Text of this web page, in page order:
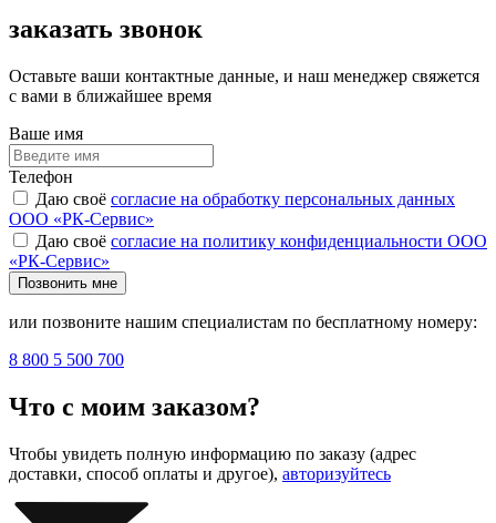
заказать звонок
Оставьте ваши контактные данные, и наш менеджер свяжется
с вами в ближайшее время
Ваше имя
Телефон
Даю своё согласие на обработку персональных данных
ООО «РК-Сервис»
Даю своё согласие на политику конфиденциальности ООО
«РК-Сервис»
Позвонить мне
или позвоните нашим специалистам по бесплатному номеру:
8 800 5 500 700
Что с моим заказом?
Чтобы увидеть полную информацию по заказу (адрес
доставки, способ оплаты и другое), авторизуйтесь